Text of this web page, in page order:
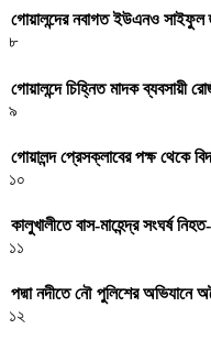
গোয়ালন্দের নবাগত ইউএনও সাইফুল
৮
গোয়ালন্দে চিহ্নিত মাদক ব্যবসায়ী
৯
গোয়ালন্দ প্রেসক্লাবের পক্ষ থেকে
১০
কালুখালীতে বাস-মাহেন্দ্র সংঘর্ষ
১১
পদ্মা নদীতে নৌ পুলিশের অভিযানে
১২